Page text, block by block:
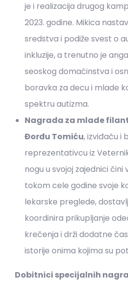
je i realizacija drugog
2023. godine. Mikica
sredstva i podiže svest o
inkluzije, a trenutno je
seoskog domaćinstva i
boravka za decu i mlade
spektru autizma.
Nagrada za mlade
Đorđu Tomiću, izviđaču i
reprezentativcu iz
nogu u svojoj zajednici čini
tokom cele godine svoje
lekarske preglede,
koordinira prikupljanje
krečenja i drži dodatne
istorije onima kojima su
Dobitnici specijalnih